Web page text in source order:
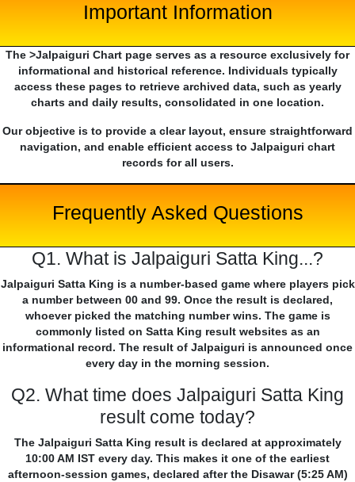
Important Information
The >Jalpaiguri Chart page serves as a resource exclusively for
informational and historical reference. Individuals typically
access these pages to retrieve archived data, such as yearly
charts and daily results, consolidated in one location.
Our objective is to provide a clear layout, ensure straightforward
navigation, and enable efficient access to Jalpaiguri chart
records for all users.
Frequently Asked Questions
Q1. What is Jalpaiguri Satta King...?
Jalpaiguri Satta King is a number-based game where players pick
a number between 00 and 99. Once the result is declared,
whoever picked the matching number wins. The game is
commonly listed on Satta King result websites as an
informational record. The result of Jalpaiguri is announced once
every day in the morning session.
Q2. What time does Jalpaiguri Satta King
result come today?
The Jalpaiguri Satta King result is declared at approximately
10:00 AM IST every day. This makes it one of the earliest
afternoon-session games, declared after the Disawar (5:25 AM)